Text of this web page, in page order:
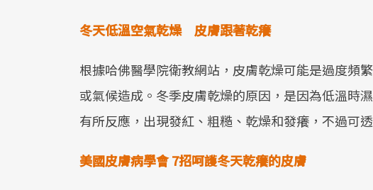
冬天低溫空氣乾燥 皮膚跟著乾癢
根據哈佛醫學院衛教網站，皮膚乾燥可能是過度頻
或氣候造成。冬季皮膚乾燥的原因，是因為低溫時
有所反應，出現發紅、粗糙、乾燥和發癢，不過可
美國皮膚病學會 7招呵護冬天乾癢的皮膚